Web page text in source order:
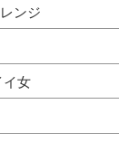
ンジ
イ女